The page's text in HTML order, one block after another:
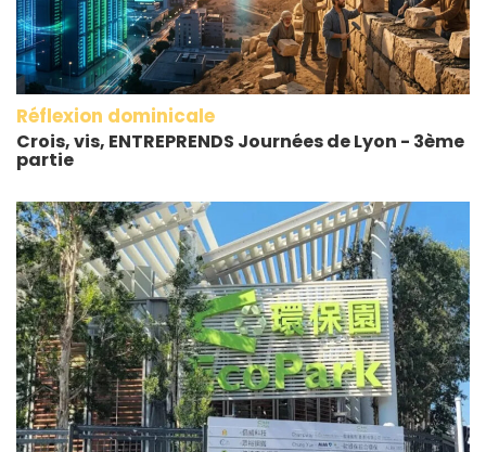
Réflexion dominicale
Crois, vis, ENTREPRENDS Journées de Lyon - 3ème
partie